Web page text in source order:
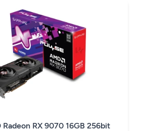
Radeon RX 9070 16GB 256bit